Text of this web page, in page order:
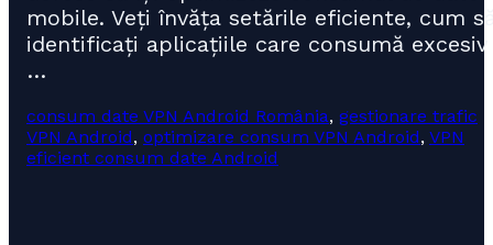
mobile. Veți învăța setările eficiente, cum
identificați aplicațiile care consumă excesiv
…
consum date VPN Android România, gestionare trafic
VPN Android, optimizare consum VPN Android, VPN
eficient consum date Android